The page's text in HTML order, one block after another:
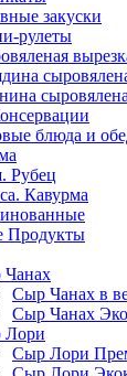
закуски
рулеты
блюда и
Рубец
Кавурма
Продукты
Сыр Чанах в
Сыр Чанах
Сыр Лори